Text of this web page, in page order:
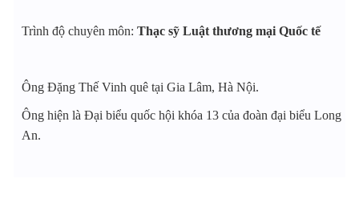
Trình độ chuyên môn: Thạc sỹ Luật thương mại Quốc tế
Ông Đặng Thế Vinh quê tại Gia Lâm, Hà Nội.
Ông hiện là Đại biểu quốc hội khóa 13 của đoàn đại biểu Long
An.